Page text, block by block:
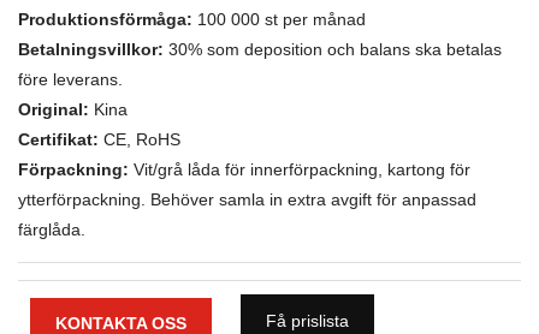
Produktionsförmåga: 100 000 st per månad
Betalningsvillkor: 30% som deposition och balans ska betalas
före leverans.
Original: Kina
Certifikat: CE, RoHS
Förpackning: Vit/grå låda för innerförpackning, kartong för
ytterförpackning. Behöver samla in extra avgift för anpassad
färglåda.
KONTAKTA OSS Få prislista